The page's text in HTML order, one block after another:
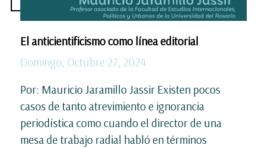
El anticientificismo como línea editorial
Domingo, Octubre 27, 2024
Por: Mauricio Jaramillo Jassir Existen pocos
casos de tanto atrevimiento e ignorancia
periodística como cuando el director de una
mesa de trabajo radial habló en términos